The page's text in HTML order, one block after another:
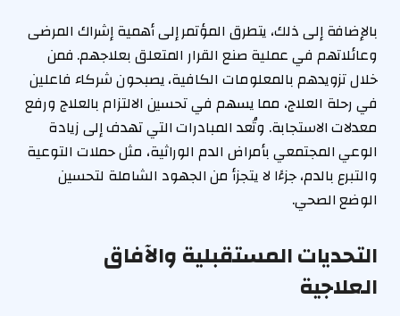
بالإضافة إلى ذلك، يتطرق المؤتمر إلى أهمية إشراك المرضى
وعائلاتهم في عملية صنع القرار المتعلق بعلاجهم. فمن
خلال تزويدهم بالمعلومات الكافية، يصبحون شركاء فاعلين
في رحلة العلاج، مما يسهم في تحسين الالتزام بالعلاج ورفع
معدلات الاستجابة. وتُعد المبادرات التي تهدف إلى زيادة
الوعي المجتمعي بأمراض الدم الوراثية، مثل حملات التوعية
والتبرع بالدم، جزءًا لا يتجزأ من الجهود الشاملة لتحسين
الوضع الصحي.
التحديات المستقبلية والآفاق
العلاجية